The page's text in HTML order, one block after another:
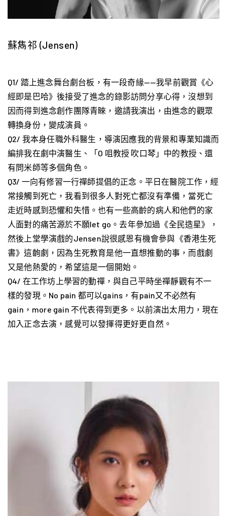
蘇雋祁 (Jensen)
Q1/ 踏上進念舞台劇台板，有一段奇緣——我早前觀賞《心
經即是巴哈》後接受了進念的錄影訪問分享心得，沒想到
因而得到進念創作團隊青睞，邀請我演出，由進念的觀眾
轉換身份，變成演員。
Q2/ 我本身任職外科醫生，導演因應我的背景和專業知識而
編排我在劇中演醫生、「O 咀教授 吹口琴」中的教授、還
有問米師等多個角色。
Q3/ 一向有修習一行禪師提倡的正念。平日在醫院工作，經
常接觸到死亡，我看到很多人對死亡都沒有準備，當死亡
走近時感到恐懼和失惜。也有一些高齡的病人和他們的家
人面對的痛苦源於不願let go。去年參加過《全民造星》，
然後上堂學演戲的Jensen說很感恩有機會參與《香港生死
書》這齣劇，因為生死教育是他一直想推動的事，而戲劇
又是他熱愛的，希望這是一個開始。
Q4/ 在工作坊上學習的動禪，與自己平時坐禪靜觀有不一
樣的發現。No pain 都可以gains，有pain又不必然有
gain，more gain 不代表得到更多。以前演出太用力，現在
加入正念去演，感覺可以發揮得更好更自然。